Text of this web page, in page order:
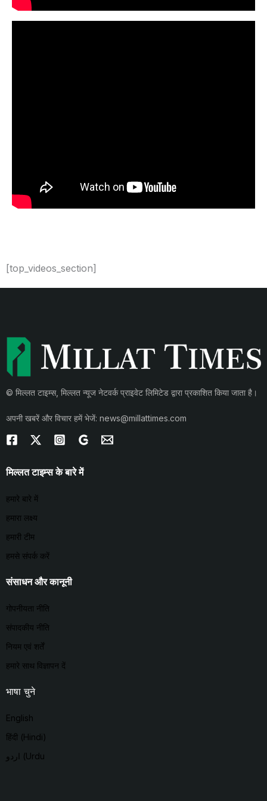
[top_videos_section]
© मिल्लत टाइम्स, मिल्लत न्यूज नेटवर्क प्राइवेट लिमिटेड द्वारा प्रकाशित किया जाता है।
अपनी खबरें और विचार हमें भेजें: news@millattimes.com
मिल्लत टाइम्स के बारे में
हमारे बारे में
हमारा लक्ष्य
हमारी टीम
हमसे संपर्क करें
संसाधन और कानूनी
गोपनीयता नीति
संपादकीय नीति
नियम एवं शर्तें
हमारे साथ विज्ञापन दें
भाषा चुने
English
हिंदी (Hindi)
اردو (Urdu